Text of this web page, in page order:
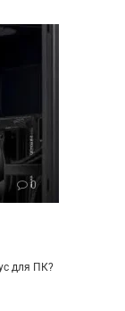
0
для ПК?